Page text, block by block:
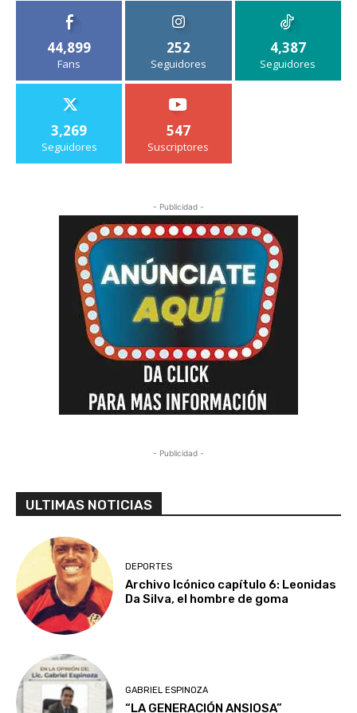
44,899
Fans
252
Seguidores
4,387
Seguidores
3,269
Seguidores
547
Suscriptores
- Publicidad -
- Publicidad -
ULTIMAS NOTICIAS
DEPORTES
Archivo Icónico capítulo 6: Leonidas
Da Silva, el hombre de goma
GABRIEL ESPINOZA
“LA GENERACIÓN ANSIOSA”